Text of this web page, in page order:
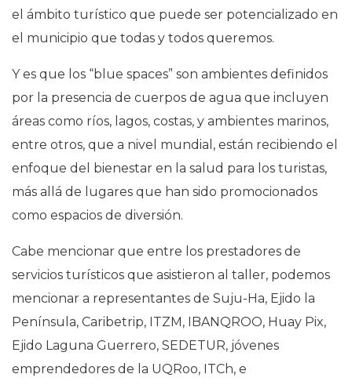
el ámbito turístico que puede ser potencializado en
el municipio que todas y todos queremos.
Y es que los “blue spaces” son ambientes definidos
por la presencia de cuerpos de agua que incluyen
áreas como ríos, lagos, costas, y ambientes marinos,
entre otros, que a nivel mundial, están recibiendo el
enfoque del bienestar en la salud para los turistas,
más allá de lugares que han sido promocionados
como espacios de diversión.
Cabe mencionar que entre los prestadores de
servicios turísticos que asistieron al taller, podemos
mencionar a representantes de Suju-Ha, Ejido la
Península, Caribetrip, ITZM, IBANQROO, Huay Pix,
Ejido Laguna Guerrero, SEDETUR, jóvenes
emprendedores de la UQRoo, ITCh, e